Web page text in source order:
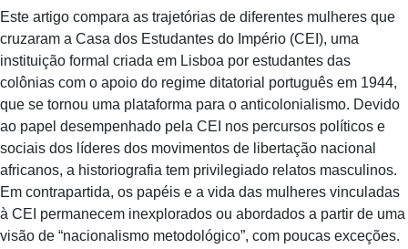
Este artigo compara as trajetórias de diferentes mulheres que
cruzaram a Casa dos Estudantes do Império (CEI), uma
instituição formal criada em Lisboa por estudantes das
colônias com o apoio do regime ditatorial português em 1944,
que se tornou uma plataforma para o anticolonialismo. Devido
ao papel desempenhado pela CEI nos percursos políticos e
sociais dos líderes dos movimentos de libertação nacional
africanos, a historiografia tem privilegiado relatos masculinos.
Em contrapartida, os papéis e a vida das mulheres vinculadas
à CEI permanecem inexplorados ou abordados a partir de uma
visão de “nacionalismo metodológico”, com poucas exceções.